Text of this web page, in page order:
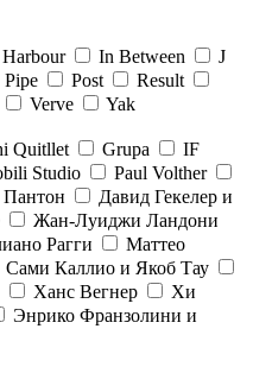
Harbour In Between
J
Pipe Post
Result
Verve
Yak
Quitllet Grupa
IF
Studio
Paul Volther
Давид Гекелер и
Жан-Луиджи Ландони
Рагги
Маттео
Сами Каллио и Якоб Тау
Ханс Вегнер
Хи
Энрико Франзолини и